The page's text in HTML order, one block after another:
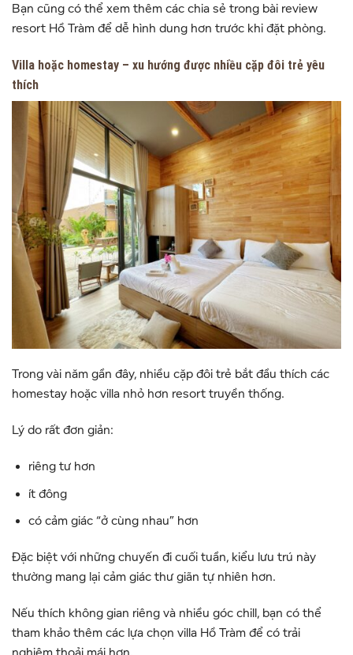
Bạn cũng có thể xem thêm các chia sẻ trong bài review
resort Hồ Tràm để dễ hình dung hơn trước khi đặt phòng.
Villa hoặc homestay – xu hướng được nhiều cặp đôi trẻ yêu
thích
Trong vài năm gần đây, nhiều cặp đôi trẻ bắt đầu thích các
homestay hoặc villa nhỏ hơn resort truyền thống.
Lý do rất đơn giản:
riêng tư hơn
ít đông
có cảm giác “ở cùng nhau” hơn
Đặc biệt với những chuyến đi cuối tuần, kiểu lưu trú này
thường mang lại cảm giác thư giãn tự nhiên hơn.
Nếu thích không gian riêng và nhiều góc chill, bạn có thể
tham khảo thêm các lựa chọn villa Hồ Tràm để có trải